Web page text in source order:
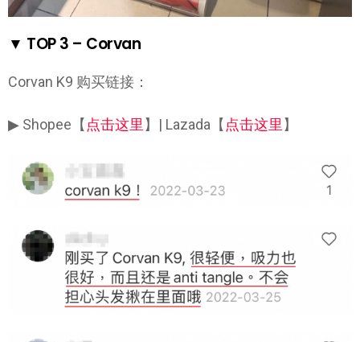
▼ TOP 3 – Corvan
Corvan K9 购买链接：
▶ Shopee【点击这里】| Lazada【点击这里】